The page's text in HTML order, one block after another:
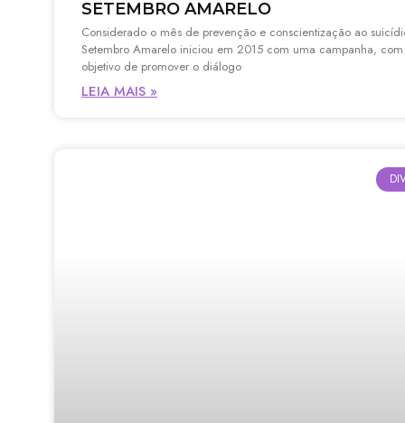
SETEMBRO AMARELO
Considerado o mês de prevenção e conscientização ao
Setembro Amarelo iniciou em 2015 com uma campanha,
objetivo de promover o diálogo
LEIA MAIS »